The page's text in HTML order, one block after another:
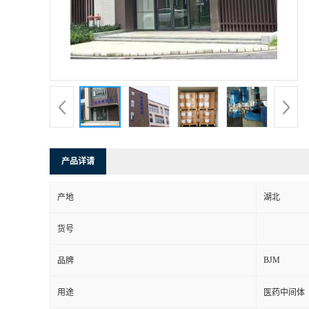
产品详请
产地 湖北
货号
品牌 BJM
用途 医药中间体